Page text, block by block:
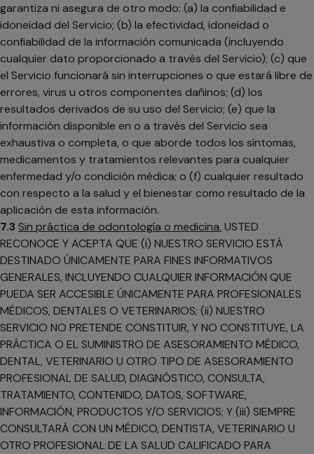
garantiza ni asegura de otro modo: (a) la confiabilidad e
idoneidad del Servicio; (b) la efectividad, idoneidad o
confiabilidad de la información comunicada (incluyendo
cualquier dato proporcionado a través del Servicio); (c) que
el Servicio funcionará sin interrupciones o que estará libre de
errores, virus u otros componentes dañinos; (d) los
resultados derivados de su uso del Servicio; (e) que la
información disponible en o a través del Servicio sea
exhaustiva o completa, o que aborde todos los síntomas,
medicamentos y tratamientos relevantes para cualquier
enfermedad y/o condición médica; o (f) cualquier resultado
con respecto a la salud y el bienestar como resultado de la
aplicación de esta información.
7.3 Sin práctica de odontología o medicina. USTED
RECONOCE Y ACEPTA QUE (i) NUESTRO SERVICIO ESTÁ
DESTINADO ÚNICAMENTE PARA FINES INFORMATIVOS
GENERALES, INCLUYENDO CUALQUIER INFORMACIÓN QUE
PUEDA SER ACCESIBLE ÚNICAMENTE PARA PROFESIONALES
MÉDICOS, DENTALES O VETERINARIOS; (ii) NUESTRO
SERVICIO NO PRETENDE CONSTITUIR, Y NO CONSTITUYE, LA
PRÁCTICA O EL SUMINISTRO DE ASESORAMIENTO MÉDICO,
DENTAL, VETERINARIO U OTRO TIPO DE ASESORAMIENTO
PROFESIONAL DE SALUD, DIAGNÓSTICO, CONSULTA,
TRATAMIENTO, CONTENIDO, DATOS, SOFTWARE,
INFORMACIÓN, PRODUCTOS Y/O SERVICIOS; Y (iii) SIEMPRE
CONSULTARÁ CON UN MÉDICO, DENTISTA, VETERINARIO U
OTRO PROFESIONAL DE LA SALUD CALIFICADO PARA